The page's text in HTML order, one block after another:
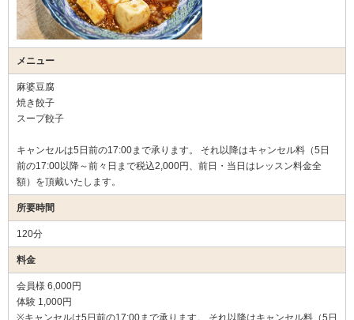
メニュー
麻婆豆腐
焼き餃子
スープ餃子
キャンセルは5日前の17:00まで承ります。 それ以降はキャンセル料（5日
前の17:00以降～前々日まで税込2,000円、前日・当日はレッスン料金全
額）を頂戴いたします。
所要時間
120分
料金
会員様 6,000円
体験 1,000円